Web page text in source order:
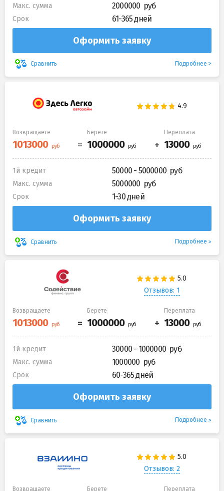
Макс. сумма 2000000
Срок 61-365 дней
Оформить заявку
Сравнить Подробнее
Возвращаете Берете Переплата
1й кредит 50000 - 5000000
Макс. сумма 5000000
Срок 1-30 дней
Оформить заявку
Сравнить Подробнее
Отзывов: 1
Возвращаете Берете Переплата
1й кредит 30000 - 1000000
Макс. сумма 1000000
Срок 60-365 дней
Оформить заявку
Сравнить Подробнее
Отзывов: 2
Возвращаете Берете Переплата